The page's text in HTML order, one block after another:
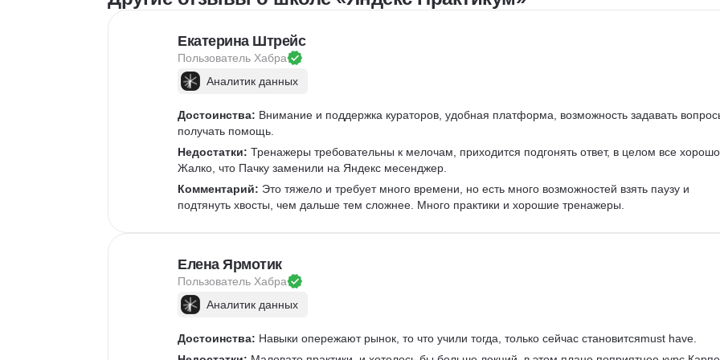
Управление закупками
Топ менеджмент
Работа в команде
Решение проблем
Екатерина Штрейс
Пользователь Хабра
Аналитик данных
Достоинства: Внимание и поддержка кураторов, удобная платформа, возможность задавать
получать помощь.
Недостатки: Тренажеры требовательны к мелочам, приходится подгонять ответ, в целом все хорошо.
Жалко, что Пачку заменили на Яндекс месенджер.
Комментарий: Это тяжело и требует много времени, но есть много возможностей взять паузу и
подтянуть хвосты, чем дальше тем сложнее. Много практики и хорошие тренажеры.
Елена Ярмотик
Пользователь Хабра
Аналитик данных
Достоинства: Навыки опережают рынок, то что учили тогда, только сейчас становитсяmust have.